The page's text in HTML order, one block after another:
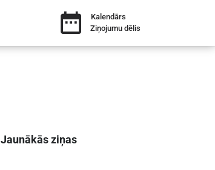
Kalendārs
Ziņojumu dēlis
Jaunākās ziņas